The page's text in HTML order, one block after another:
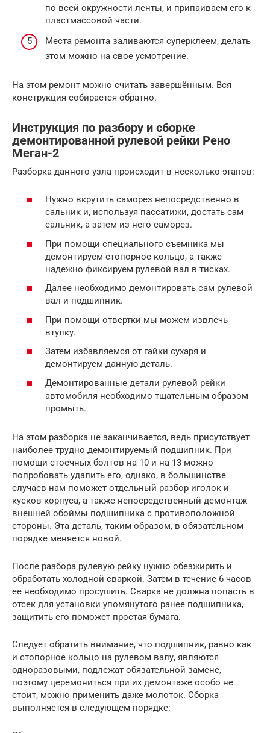
по всей окружности ленты, и припаиваем его к
пластмассовой части.
Места ремонта заливаются суперклеем, делать
этом можно на свое усмотрение.
На этом ремонт можно считать завершённым. Вся
конструкция собирается обратно.
Инструкция по разбору и сборке
демонтированной рулевой рейки Рено
Меган-2
Разборка данного узла происходит в несколько этапов:
Нужно вкрутить саморез непосредственно в
сальник и, используя пассатижи, достать сам
сальник, а затем из него саморез.
При помощи специального съемника мы
демонтируем стопорное кольцо, а также
надежно фиксируем рулевой вал в тисках.
Далее необходимо демонтировать сам рулевой
вал и подшипник.
При помощи отвертки мы можем извлечь
втулку.
Затем избавляемся от гайки сухаря и
демонтируем данную деталь.
Демонтированные детали рулевой рейки
автомобиля необходимо тщательным образом
промыть.
На этом разборка не заканчивается, ведь присутствует
наиболее трудно демонтируемый подшипник. При
помощи стоечных болтов на 10 и на 13 можно
попробовать удалить его, однако, в большинстве
случаев нам поможет отдельный разбор иголок и
кусков корпуса, а также непосредственный демонтаж
внешней обоймы подшипника с противоположной
стороны. Эта деталь, таким образом, в обязательном
порядке меняется новой.
После разбора рулевую рейку нужно обезжирить и
обработать холодной сваркой. Затем в течение 6 часов
ее необходимо просушить. Сварка не должна попасть в
отсек для установки упомянутого ранее подшипника,
защитить его поможет простая бумага.
Следует обратить внимание, что подшипник, равно как
и стопорное кольцо на рулевом валу, являются
одноразовыми, подлежат обязательной замене,
поэтому церемониться при их демонтаже особо не
стоит, можно применить даже молоток. Сборка
выполняется в следующем порядке: